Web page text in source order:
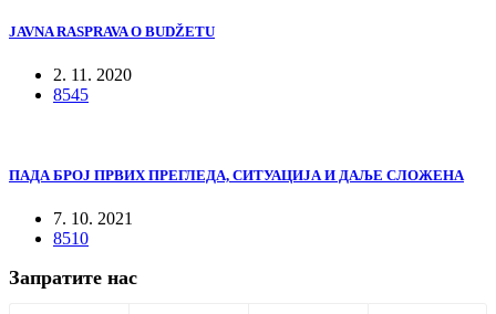
JAVNA RASPRAVA O BUDŽETU
2. 11. 2020
8545
ПАДА БРОЈ ПРВИХ ПРЕГЛЕДА, СИТУАЦИЈА И ДАЉЕ СЛОЖЕНА
7. 10. 2021
8510
Запратите нас